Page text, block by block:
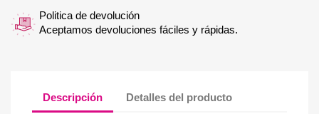
Politica de devolución
Aceptamos devoluciones fáciles y rápidas.
Descripción Detalles del producto